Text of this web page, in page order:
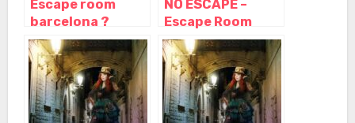
Escape room
barcelona ?
Escape
Barcelona,
Barcelona –
Cataluña
NO ESCAPE –
Escape Room
Tarragona,
Tarragona –
Cataluña